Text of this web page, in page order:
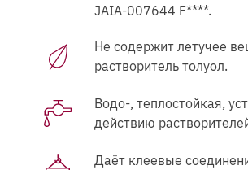
JAIA-007644 F****.
Не содержит летучее
растворитель толуол.
Водо-, теплостойкая,
действию
Даёт клеевые